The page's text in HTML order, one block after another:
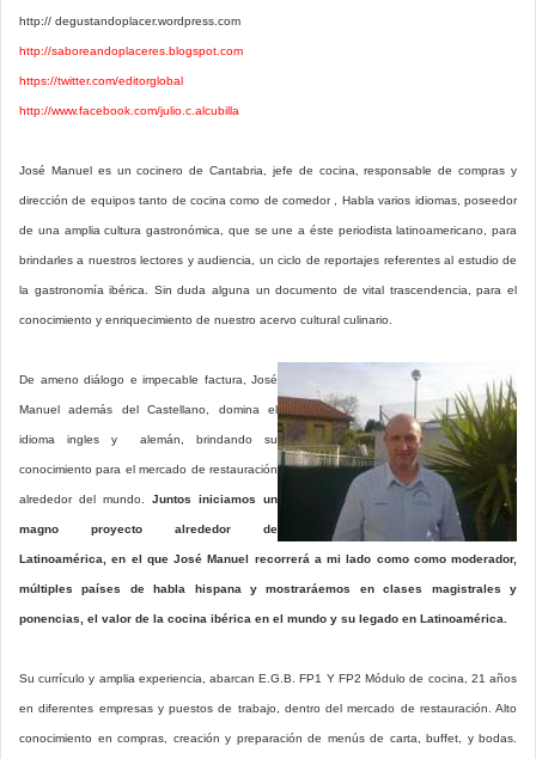
http:// degustandoplacer.wordpress.com
http://saboreandoplaceres.blogspot.com
https://twitter.com/editorglobal
http://www.facebook.com/julio.c.alcubilla
José Manuel es un cocinero de Cantabria, jefe de cocina, responsable de compras y
dirección de equipos tanto de cocina como de comedor , Habla varios idiomas, poseedor
de una amplia cultura gastronómica, que se une a éste periodista latinoamericano, para
brindarles a nuestros lectores y audiencia, un ciclo de reportajes referentes al estudio de
la gastronomía ibérica. Sin duda alguna un documento de vital trascendencia, para el
conocimiento y enriquecimiento de nuestro acervo cultural culinario.
De ameno diálogo e impecable factura, José
Manuel además del Castellano, domina el
idioma ingles y alemán, brindando su
conocimiento para el mercado de restauración
alrededor del mundo. Juntos iniciamos un
magno proyecto alrededor de
Latinoamérica, en el que José Manuel recorrerá a mi lado como como moderador,
múltiples países de habla hispana y mostraráemos en clases magistrales y
ponencias, el valor de la cocina ibérica en el mundo y su legado en Latinoamérica.
Su currículo y amplia experiencia, abarcan E.G.B. FP1 Y FP2 Módulo de cocina, 21 años
en diferentes empresas y puestos de trabajo, dentro del mercado de restauración. Alto
conocimiento en compras, creación y preparación de menús de carta, buffet, y bodas.